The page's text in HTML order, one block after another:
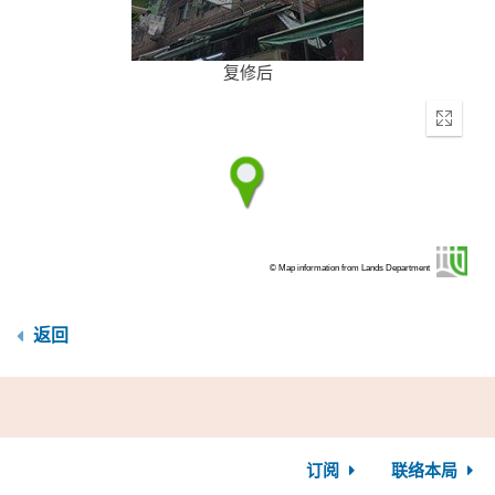
复修后
Enter
© Map information from Lands Department
返回
订阅 联络本局